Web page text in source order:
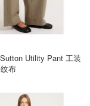
Utility Pant 工装
布